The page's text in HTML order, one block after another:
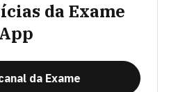
da Exame
da Exame